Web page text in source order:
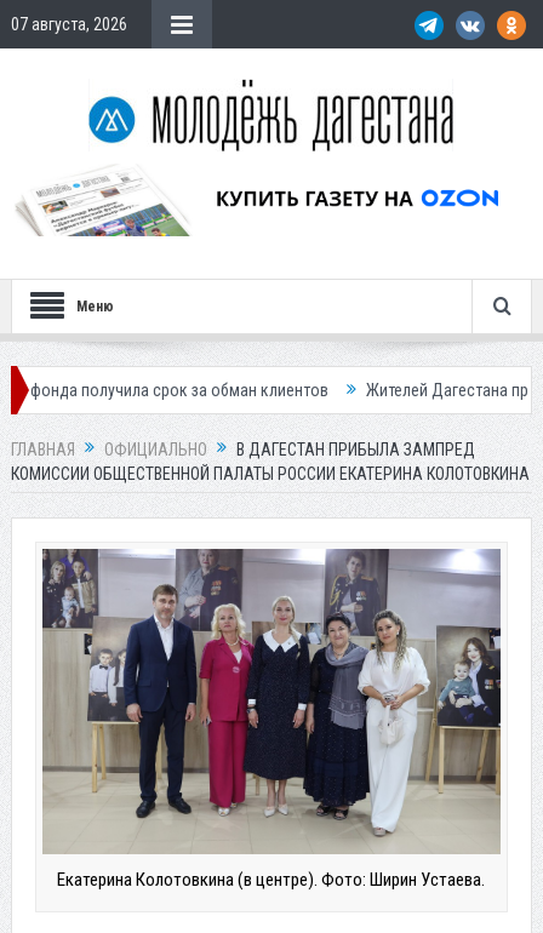
07 августа, 2026
Меню
срок за обман клиентов Жителей Дагестана приглашает в
ГЛАВНАЯ ОФИЦИАЛЬНО
В ДАГЕСТАН ПРИБЫЛА ЗАМПРЕД
КОМИССИИ ОБЩЕСТВЕННОЙ ПАЛАТЫ РОССИИ ЕКАТЕРИНА КОЛОТОВКИНА
Екатерина Колотовкина (в центре). Фото: Ширин Устаева.